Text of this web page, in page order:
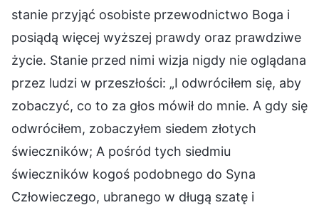
stanie przyjąć osobiste przewodnictwo Boga i
posiądą więcej wyższej prawdy oraz prawdziwe
życie. Stanie przed nimi wizja nigdy nie oglądana
przez ludzi w przeszłości: „I odwróciłem się, aby
zobaczyć, co to za głos mówił do mnie. A gdy się
odwróciłem, zobaczyłem siedem złotych
świeczników; A pośród tych siedmiu
świeczników kogoś podobnego do Syna
Człowieczego, ubranego w długą szatę i